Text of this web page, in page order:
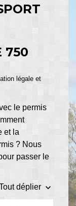
750
légale et
le permis
et la
? Nous
passer le
déplier keyboard_arrow_down